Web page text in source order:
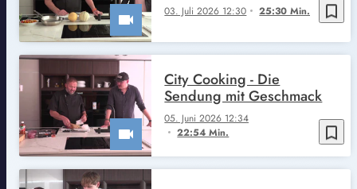
bookmark_border
03. Juli 2026 12:30 25:30 Min.
bookmark_border
05. Juni 2026 12:34
22:54 Min.
City Cooking - Die
Sendung mit Geschmack